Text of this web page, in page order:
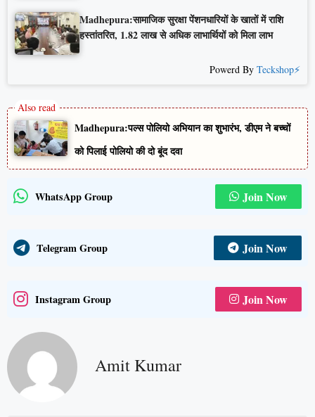
Madhepura:सामाजिक सुरक्षा पेंशनधारियों के खातों में राशि
हस्तांतरित, 1.82 लाख से अधिक लाभार्थियों को मिला लाभ
Powerd By Teckshop⚡
Madhepura:पल्स पोलियो अभियान का शुभारंभ, डीएम ने बच्चों
को पिलाई पोलियो की दो बूंद दवा
WhatsApp Group Join Now
Telegram Group Join Now
Instagram Group Join Now
Amit Kumar